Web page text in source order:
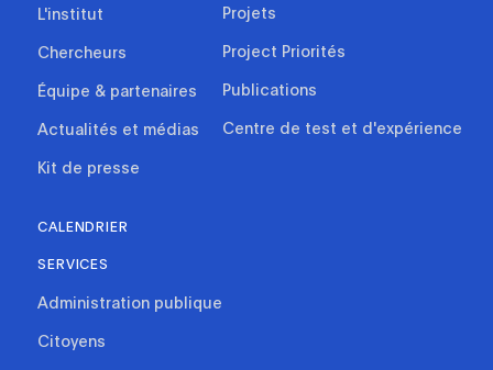
L'institut
Chercheurs
Équipe & partenaires
Actualités et médias
Kit de presse
Projets
Project Priorités
Publications
Centre de test et d'expérience
CALENDRIER
SERVICES
Administration publique
Citoyens